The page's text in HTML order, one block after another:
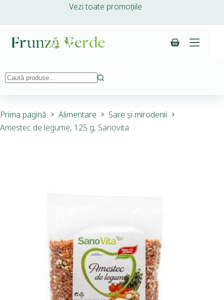
Vezi toate promoțiile
Prima pagină Alimentare
Sare și mirodenii
Amestec de legume, 125 g, Sanovita